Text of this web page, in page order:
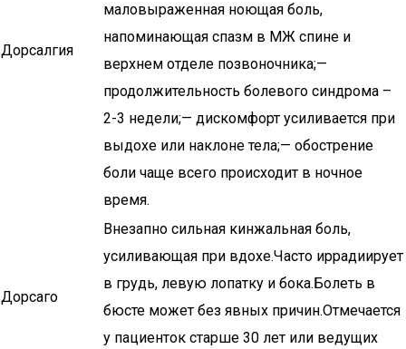
Дорсалгия
маловыраженная ноющая боль,
напоминающая спазм в МЖ спине и
верхнем отделе позвоночника;—
продолжительность болевого синдрома –
2-3 недели;— дискомфорт усиливается при
выдохе или наклоне тела;— обострение
боли чаще всего происходит в ночное
время.
Дорсаго
Внезапно сильная кинжальная боль,
усиливающая при вдохе.Часто иррадиирует
в грудь, левую лопатку и бока.Болеть в
бюсте может без явных причин.Отмечается
у пациенток старше 30 лет или ведущих